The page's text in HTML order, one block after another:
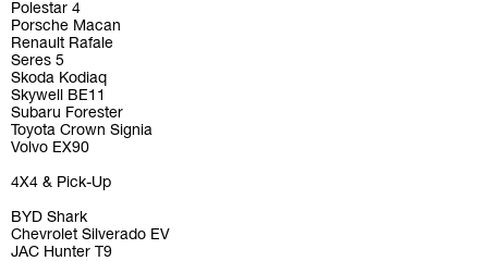
Polestar 4
Porsche Macan
Renault Rafale
Seres 5
Skoda Kodiaq
Skywell BE11
Subaru Forester
Toyota Crown Signia
Volvo EX90
4X4 & Pick-Up
BYD Shark
Chevrolet Silverado EV
JAC Hunter T9